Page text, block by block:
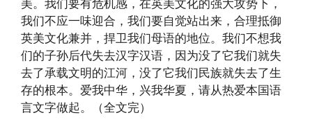
美。我们要有危机感，在英美文化的强大攻势下，
我们不应一味迎合，我们要自觉站出来，合理抵御
英美文化兼并，捍卫我们母语的地位。我们不想我
们的子孙后代失去汉字汉语，因为没了它我们就失
去了承载文明的江河，没了它我们民族就失去了生
存的根本。爱我中华，兴我华夏，请从热爱本国语
言文字做起。（全文完）